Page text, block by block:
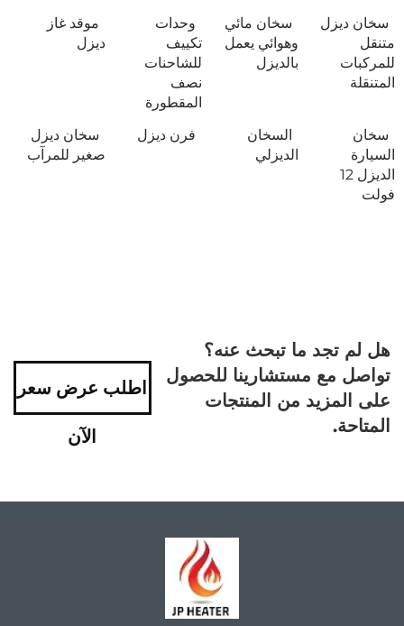
سخان ديزل
متنقل
للمركبات
المتنقلة
سخان مائي
وهوائي يعمل
بالديزل
وحدات
تكييف
للشاحنات
نصف
المقطورة
موقد غاز
ديزل
سخان
السيارة
الديزل 12
فولت
السخان
الديزلي
فرن ديزل
سخان ديزل
صغير للمرآب
هل لم تجد ما تبحث عنه؟
تواصل مع مستشارينا للحصول
على المزيد من المنتجات
المتاحة.
اطلب عرض سعر
الآن